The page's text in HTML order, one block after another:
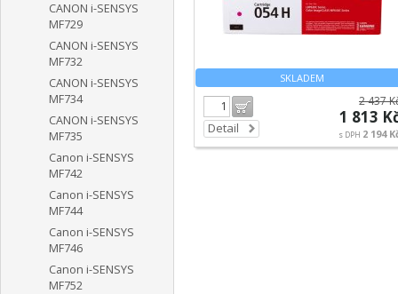
SKLADEM
Detail
2 437
1 813
s DPH 2 194
CANON i-SENSYS
MF729
CANON i-SENSYS
MF732
CANON i-SENSYS
MF734
CANON i-SENSYS
MF735
Canon i-SENSYS
MF742
Canon i-SENSYS
MF744
Canon i-SENSYS
MF746
Canon i-SENSYS
MF752